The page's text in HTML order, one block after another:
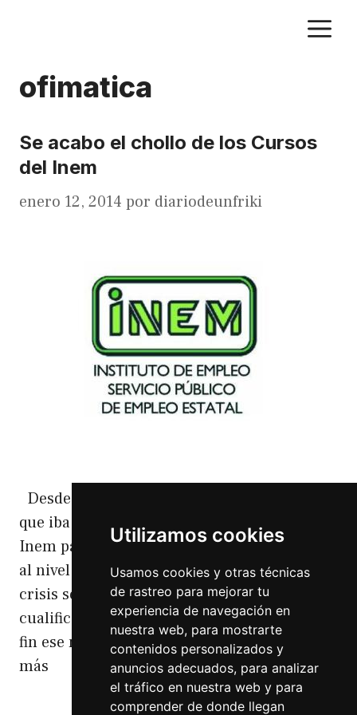
Utilizamos cookies
Usamos cookies y otras técnicas
de rastreo para mejorar tu
experiencia de navegación en
nuestra web, para mostrarte
contenidos personalizados y
anuncios adecuados, para analizar
el tráfico en nuestra web y para
comprender de donde llegan
ofimatica
Se acabo el chollo de los Cursos
del Inem
enero 12, 2014 por diariodeunfriki
Desde el pasado año se venía rumoreando
que iba a ver cambios en los cursos que da el
Inem para personas desempleadas,y no solo
al nivel de número de cursos (que con la
crisis se han reducido) sino también a la
cualificación del profesorado. Y este año por
fin ese momento llego, ahora para …
más